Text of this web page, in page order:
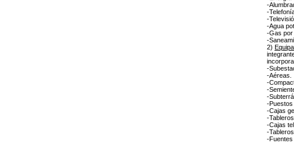
-
-
-
-Agua
-Gas por
-
2)
-
-Aéreas.
-
-
-
-Puestos
-Cajas
-
-Cajas
-
-Fuentes